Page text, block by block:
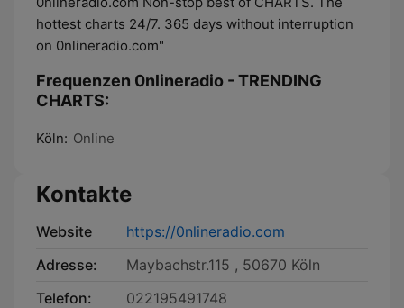
hottest charts 24/7. 365 days without interruption
on 0nlineradio.com"
Frequenzen 0nlineradio - TRENDING
CHARTS:
Köln: Online
Kontakte
Website
https://0nlineradio.com
Adresse:
Maybachstr.115 , 50670 Köln
Telefon:
022195491748